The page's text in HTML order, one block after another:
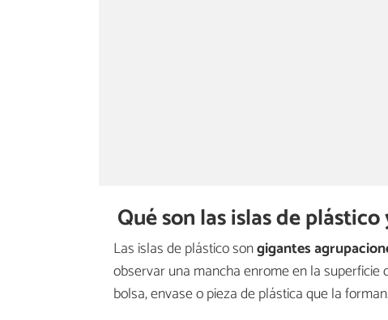
Qué son las islas de plástico
Las islas de plástico songigantes
observar una mancha enrome en la
bolsa, envase o pieza de plástica que la forman.